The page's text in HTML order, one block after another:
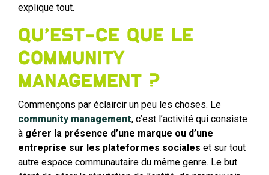
explique tout.
Qu’est-ce que le
community
management ?
Commençons par éclaircir un peu les choses. Le
community management, c’est l’activité qui consiste
à gérer la présence d’une marque ou d’une
entreprise sur les plateformes sociales et sur tout
autre espace communautaire du même genre. Le but